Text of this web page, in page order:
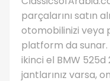
parçalarını satın
otomobilinizi veya
platform da sunar.
ikinci el BMW 525d
jantlarınız varsa,